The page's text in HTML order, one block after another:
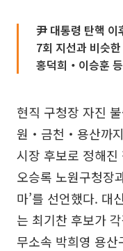
尹 대통령 탄핵 이
7회 지선과 비슷
홍덕희‧이승훈 등
현직 구청장 자진
원‧금천‧용산까지
시장 후보로 정해진
오승록 노원구청장
마’를 선언했다. 대
는 최기찬 후보가
무소속 박희영 용